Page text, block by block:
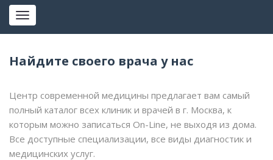
Toggle
navigation
Найдите своего врача у нас
Центр современной медицины предлагает вам самый
полный каталог всех клиник и врачей в г. Москва, к
которым можно записаться On-Line, не выходя из дома.
Все доступные специализации, все виды диагностик и
медицинских услуг.